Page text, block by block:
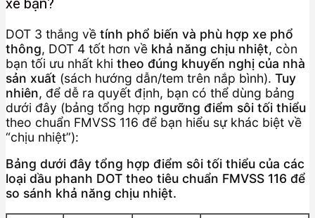
xe bạn?
DOT 3 thắng về tính phổ biến và phù hợp xe phổ
thông, DOT 4 tốt hơn về khả năng chịu nhiệt, còn
bạn tối ưu nhất khi theo đúng khuyến nghị của nhà
sản xuất (sách hướng dẫn/tem trên nắp bình). Tuy
nhiên, để dễ ra quyết định, bạn có thể dùng bảng
dưới đây (bảng tổng hợp ngưỡng điểm sôi tối thiểu
theo chuẩn FMVSS 116 để bạn hiểu sự khác biệt về
“chịu nhiệt”):
Bảng dưới đây tổng hợp điểm sôi tối thiểu của các
loại dầu phanh DOT theo tiêu chuẩn FMVSS 116 để
so sánh khả năng chịu nhiệt.